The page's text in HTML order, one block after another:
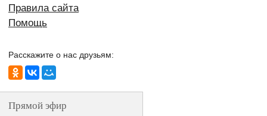
Правила сайта
Помощь
Расскажите о нас друзьям:
Прямой эфир